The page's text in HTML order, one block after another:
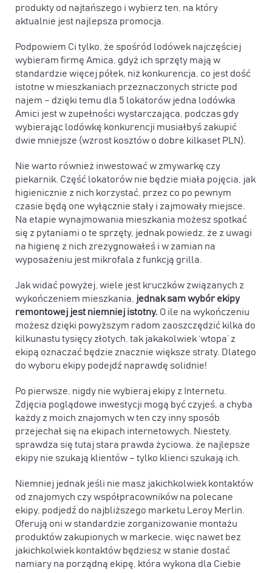
produkty od najtańszego i wybierz ten, na który
aktualnie jest najlepsza promocja.
Podpowiem Ci tylko, że spośród lodówek najczęściej
wybieram firmę Amica, gdyż ich sprzęty mają w
standardzie więcej półek, niż konkurencja, co jest dość
istotne w mieszkaniach przeznaczonych stricte pod
najem – dzięki temu dla 5 lokatorów jedna lodówka
Amici jest w zupełności wystarczająca, podczas gdy
wybierając lodówkę konkurencji musiałbyś zakupić
dwie mniejsze (wzrost kosztów o dobre kilkaset PLN).
Nie warto również inwestować w zmywarkę czy
piekarnik. Część lokatorów nie będzie miała pojęcia, jak
higienicznie z nich korzystać, przez co po pewnym
czasie będą one wyłącznie stały i zajmowały miejsce.
Na etapie wynajmowania mieszkania możesz spotkać
się z pytaniami o te sprzęty, jednak powiedz, że z uwagi
na higienę z nich zrezygnowałeś i w zamian na
wyposażeniu jest mikrofala z funkcją grilla.
Jak widać powyżej, wiele jest kruczków związanych z
wykończeniem mieszkania,
jednak sam wybór ekipy
remontowej jest niemniej istotny. O ile na wykończeniu
możesz dzięki powyższym radom zaoszczędzić kilka do
kilkunastu tysięcy złotych, tak jakakolwiek ‘wtopa’ z
ekipą oznaczać będzie znacznie większe straty. Dlatego
do wyboru ekipy podejdź naprawdę solidnie!
Po pierwsze, nigdy nie wybieraj ekipy z Internetu.
Zdjęcia poglądowe inwestycji mogą być czyjeś, a chyba
każdy z moich znajomych w ten czy inny sposób
przejechał się na ekipach internetowych. Niestety,
sprawdza się tutaj stara prawda życiowa, że najlepsze
ekipy nie szukają klientów – tylko klienci szukają ich.
Niemniej jednak jeśli nie masz jakichkolwiek kontaktów
od znajomych czy współpracowników na polecane
ekipy, podjedź do najbliższego marketu Leroy Merlin.
Oferują oni w standardzie zorganizowanie montażu
produktów zakupionych w markecie, więc nawet bez
jakichkolwiek kontaktów będziesz w stanie dostać
namiary na porządną ekipę, która wykona dla Ciebie